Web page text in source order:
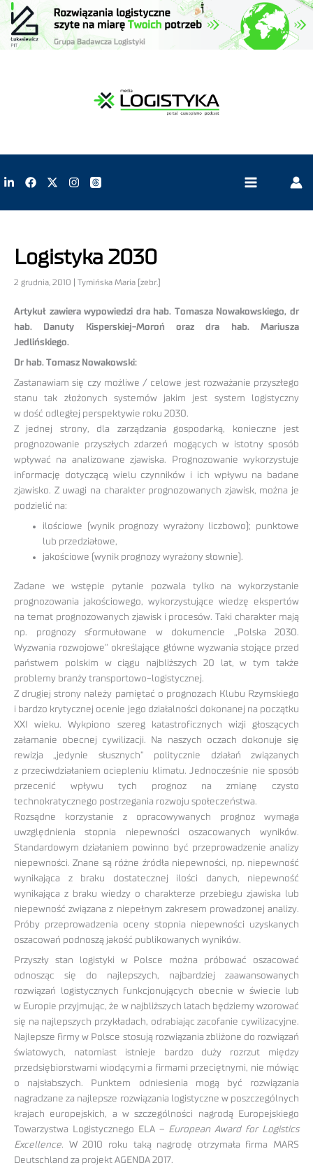
Logistyka 2030
2 grudnia, 2010 | Tymińska Maria [zebr.]
Artykuł zawiera wypowiedzi dra hab. Tomasza Nowakowskiego, dr
hab. Danuty Kisperskiej-Moroń oraz dra hab. Mariusza
Jedlińskiego.
Dr hab. Tomasz Nowakowski:
Zastanawiam się czy możliwe / celowe jest rozważanie przyszłego
stanu tak złożonych systemów jakim jest system logistyczny
w dość odległej perspektywie roku 2030.
Z jednej strony, dla zarządzania gospodarką, konieczne jest
prognozowanie przyszłych zdarzeń mogących w istotny sposób
wpływać na analizowane zjawiska. Prognozowanie wykorzystuje
informację dotyczącą wielu czynników i ich wpływu na badane
zjawisko. Z uwagi na charakter prognozowanych zjawisk, można je
podzielić na:
ilościowe (wynik prognozy wyrażony liczbowo); punktowe
lub przedziałowe,
jakościowe (wynik prognozy wyrażony słownie).
Zadane we wstępie pytanie pozwala tylko na wykorzystanie
prognozowania jakościowego, wykorzystujące wiedzę ekspertów
na temat prognozowanych zjawisk i procesów. Taki charakter mają
np. prognozy sformułowane w dokumencie „Polska 2030.
Wyzwania rozwojowe” określające główne wyzwania stojące przed
państwem polskim w ciągu najbliższych 20 lat, w tym także
problemy branży transportowo-logistycznej.
Z drugiej strony należy pamiętać o prognozach Klubu Rzymskiego
i bardzo krytycznej ocenie jego działalności dokonanej na początku
XXI wieku. Wykpiono szereg katastroficznych wizji głoszących
załamanie obecnej cywilizacji. Na naszych oczach dokonuje się
rewizja „jedynie słusznych” politycznie działań związanych
z przeciwdziałaniem ociepleniu klimatu. Jednocześnie nie sposób
przecenić wpływu tych prognoz na zmianę czysto
technokratycznego postrzegania rozwoju społeczeństwa.
Rozsądne korzystanie z opracowywanych prognoz wymaga
uwzględnienia stopnia niepewności oszacowanych wyników.
Standardowym działaniem powinno być przeprowadzenie analizy
niepewności. Znane są różne źródła niepewności, np. niepewność
wynikająca z braku dostatecznej ilości danych, niepewność
wynikająca z braku wiedzy o charakterze przebiegu zjawiska lub
niepewność związana z niepełnym zakresem prowadzonej analizy.
Próby przeprowadzenia oceny stopnia niepewności uzyskanych
oszacowań podnoszą jakość publikowanych wyników.
Przyszły stan logistyki w Polsce można próbować oszacować
odnosząc się do najlepszych, najbardziej zaawansowanych
rozwiązań logistycznych funkcjonujących obecnie w świecie lub
w Europie przyjmując, że w najbliższych latach będziemy wzorować
się na najlepszych przykładach, odrabiając zacofanie cywilizacyjne.
Najlepsze firmy w Polsce stosują rozwiązania zbliżone do rozwiązań
światowych, natomiast istnieje bardzo duży rozrzut między
przedsiębiorstwami wiodącymi a firmami przeciętnymi, nie mówiąc
o najsłabszych. Punktem odniesienia mogą być rozwiązania
nagradzane za najlepsze rozwiązania logistyczne w poszczególnych
krajach europejskich, a w szczególności nagrodą Europejskiego
Towarzystwa Logistycznego ELA – European Award for Logistics
Excellence. W 2010 roku taką nagrodę otrzymała firma MARS
Deutschland za projekt AGENDA 2017.